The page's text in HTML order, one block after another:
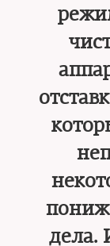
дела.